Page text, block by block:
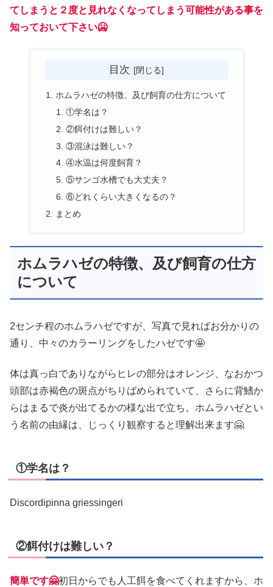
てしまうと２度と見れなくなってしまう可能性がある事を
知っておいて下さい🥶
目次
ホムラハゼの特徴、及び飼育の仕方について
①学名は？
②餌付けは難しい？
③混泳は難しい？
④水温は何度飼育？
⑤サンゴ水槽でも大丈夫？
⑥どれくらい大きくなるの？
まとめ
ホムラハゼの特徴、及び飼育の仕方
について
2センチ程のホムラハゼですが、写真で見ればお分かりの
通り、中々のカラーリングをしたハゼです🤩
体は真っ白でありながらヒレの部分はオレンジ、なおかつ
頭部は赤褐色の斑点がちりばめられていて、さらに背鰭か
らはまるで炎が出てるかの様な出で立ち。ホムラハゼとい
う名前の由縁は、じっくり観察すると理解出来ます🤗
①学名は？
Discordipinna griessingeri
②餌付けは難しい？
簡単です🤗初日からでも人工餌を食べてくれますから、ホ